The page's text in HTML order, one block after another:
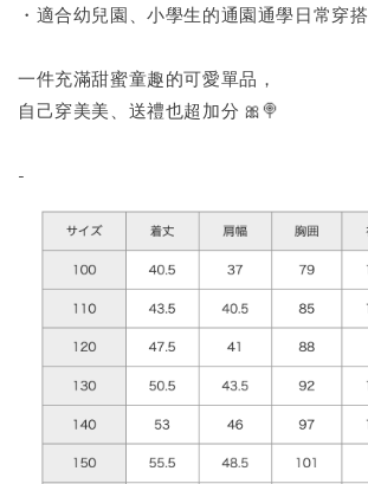
・適合幼兒園、小學生的通園通學日常穿搭
一件充滿甜蜜童趣的可愛單品，
自己穿美美、送禮也超加分 🎀🍭
-